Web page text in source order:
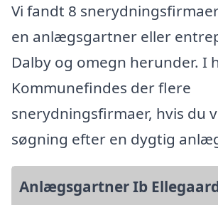
Vi fandt 8
en anlægsgartner eller
Dalby og omegn herunder. I
Kommunefindes der flere
snerydningsfirmaer, hvis du
søgning efter en dygtig
Anlægsgartner Ib